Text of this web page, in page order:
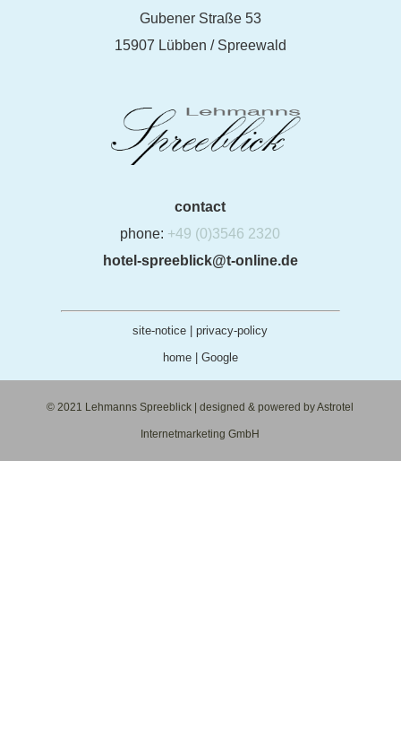
Gubener Straße 53
15907 Lübben / Spreewald
contact
phone: +49 (0)3546 2320
hotel-spreeblick@t-online.de
site-notice |privacy-policy
home| Google
© 2021 Lehmanns Spreeblick | designed & powered by Astrotel
Internetmarketing GmbH